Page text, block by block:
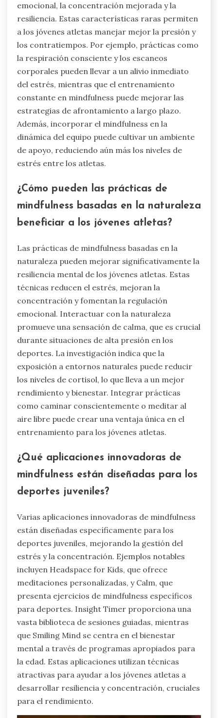
emocional, la concentración mejorada y la
resiliencia. Estas características raras permiten
a los jóvenes atletas manejar mejor la presión y
los contratiempos. Por ejemplo, prácticas como
la respiración consciente y los escaneos
corporales pueden llevar a un alivio inmediato
del estrés, mientras que el entrenamiento
constante en mindfulness puede mejorar las
estrategias de afrontamiento a largo plazo.
Además, incorporar el mindfulness en la
dinámica del equipo puede cultivar un ambiente
de apoyo, reduciendo aún más los niveles de
estrés entre los atletas.
¿Cómo pueden las prácticas de
mindfulness basadas en la naturaleza
beneficiar a los jóvenes atletas?
Las prácticas de mindfulness basadas en la
naturaleza pueden mejorar significativamente la
resiliencia mental de los jóvenes atletas. Estas
técnicas reducen el estrés, mejoran la
concentración y fomentan la regulación
emocional. Interactuar con la naturaleza
promueve una sensación de calma, que es crucial
durante situaciones de alta presión en los
deportes. La investigación indica que la
exposición a entornos naturales puede reducir
los niveles de cortisol, lo que lleva a un mejor
rendimiento y bienestar. Integrar prácticas
como caminar conscientemente o meditar al
aire libre puede crear una ventaja única en el
entrenamiento para los jóvenes atletas.
¿Qué aplicaciones innovadoras de
mindfulness están diseñadas para los
deportes juveniles?
Varias aplicaciones innovadoras de mindfulness
están diseñadas específicamente para los
deportes juveniles, mejorando la gestión del
estrés y la concentración. Ejemplos notables
incluyen Headspace for Kids, que ofrece
meditaciones personalizadas, y Calm, que
presenta ejercicios de mindfulness específicos
para deportes. Insight Timer proporciona una
vasta biblioteca de sesiones guiadas, mientras
que Smiling Mind se centra en el bienestar
mental a través de programas apropiados para
la edad. Estas aplicaciones utilizan técnicas
atractivas para ayudar a los jóvenes atletas a
desarrollar resiliencia y concentración, cruciales
para el rendimiento.